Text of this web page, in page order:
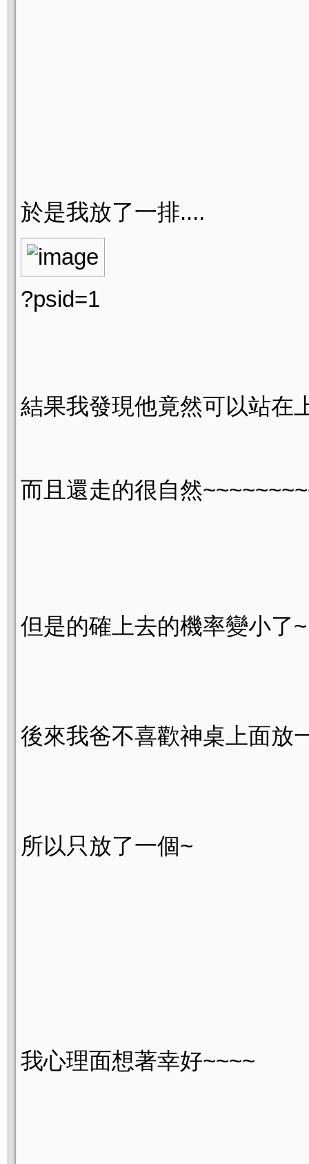
於是我放了一排....
?psid=1
結果我發現他竟然可以站在
而且還走的很自然
但是的確上去的機率變小了~
後來我爸不喜歡神桌上面放
所以只放了一個~
我心理面想著幸好~~~~